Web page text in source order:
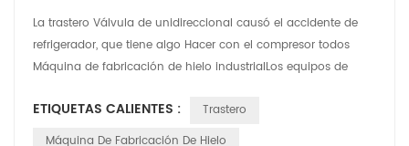
La trastero Válvula de unidireccional causó el accidente de
refrigerador, que tiene algo Hacer con el compresor todos
Máquina de fabricación de hielo industrialLos equipos de
ETIQUETAS CALIENTES :
Trastero
Máquina De Fabricación De Hielo